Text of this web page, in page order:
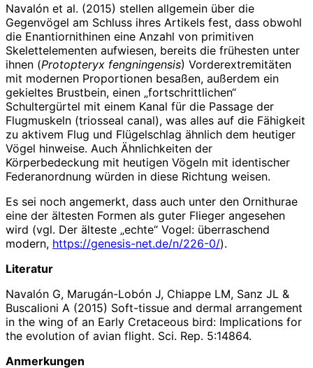
Navalón et al. (2015) stellen allgemein über die
Gegenvögel am Schluss ihres Artikels fest, dass obwohl
die Enantiornithinen eine Anzahl von primitiven
Skelettelementen aufwiesen, bereits die frühesten unter
ihnen (Protopteryx fengningensis) Vorderextremitäten
mit modernen Proportionen besaßen, außerdem ein
gekieltes Brustbein, einen „fortschrittlichen“
Schultergürtel mit einem Kanal für die Passage der
Flugmuskeln (triosseal canal), was alles auf die Fähigkeit
zu aktivem Flug und Flügelschlag ähnlich dem heutiger
Vögel hinweise. Auch Ähnlichkeiten der
Körperbedeckung mit heutigen Vögeln mit identischer
Federanordnung würden in diese Richtung weisen.
Es sei noch angemerkt, dass auch unter den Ornithurae
eine der ältesten Formen als guter Flieger angesehen
wird (vgl. Der älteste „echte“ Vogel: überraschend
modern, https://genesis-net.de/n/226-0/).
Literatur
Navalón G, Marugán-Lobón J, Chiappe LM, Sanz JL &
Buscalioni A (2015) Soft-tissue and dermal arrangement
in the wing of an Early Cretaceous bird: Implications for
the evolution of avian flight. Sci. Rep. 5:14864.
Anmerkungen